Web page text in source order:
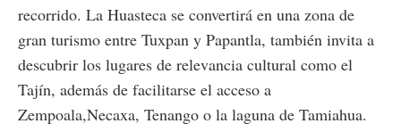
recorrido. La Huasteca se convertirá en una zona de
gran turismo entre Tuxpan y Papantla, también invita a
descubrir los lugares de relevancia cultural como el
Tajín, además de facilitarse el acceso a
Zempoala,Necaxa, Tenango o la laguna de Tamiahua.